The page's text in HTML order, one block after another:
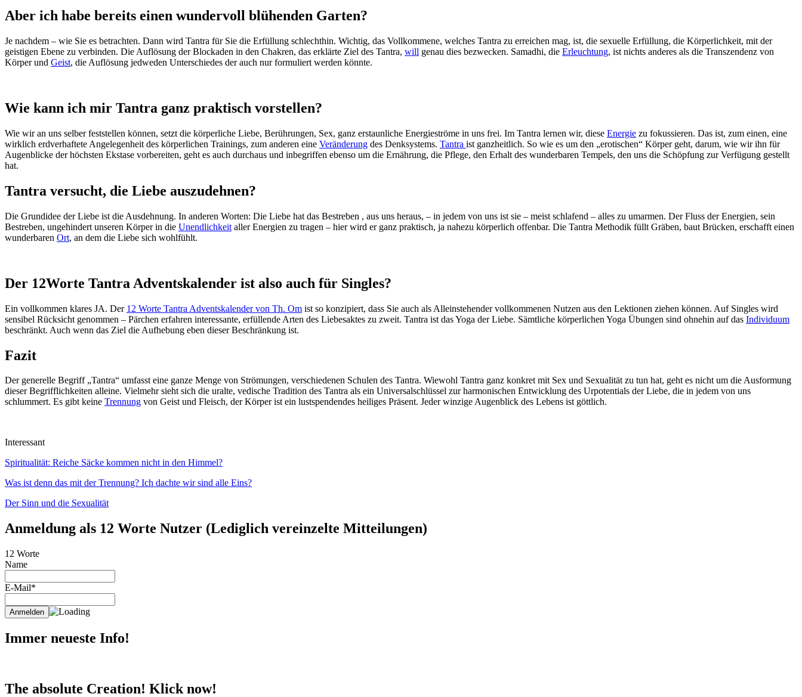
Aber ich habe bereits einen wundervoll blühenden Garten?
Je nachdem – wie Sie es betrachten. Dann wird Tantra für Sie die Erfüllung schlechthin. Wichtig, das Vollkommene, welches Tantra zu erreichen mag, ist, die sexuelle Erfüllung, die Körperlichkeit, mit der
geistigen Ebene zu verbinden. Die Auflösung der Blockaden in den Chakren, das erklärte Ziel des Tantra, will genau dies bezwecken. Samadhi, die Erleuchtung, ist nichts anderes als die Transzendenz von
Körper und Geist, die Auflösung jedweden Unterschiedes der auch nur formuliert werden könnte.
Wie kann ich mir Tantra ganz praktisch vorstellen?
Wie wir an uns selber feststellen können, setzt die körperliche Liebe, Berührungen, Sex, ganz erstaunliche Energieströme in uns frei. Im Tantra lernen wir, diese Energie zu fokussieren. Das ist, zum einen, eine
wirklich erdverhaftete Angelegenheit des körperlichen Trainings, zum anderen eine Veränderung des Denksystems. Tantra ist ganzheitlich. So wie es um den „erotischen“ Körper geht, darum, wie wir ihn für
Augenblicke der höchsten Ekstase vorbereiten, geht es auch durchaus und inbegriffen ebenso um die Ernährung, die Pflege, den Erhalt des wunderbaren Tempels, den uns die Schöpfung zur Verfügung gestellt
hat.
Tantra versucht, die Liebe auszudehnen?
Die Grundidee der Liebe ist die Ausdehnung. In anderen Worten: Die Liebe hat das Bestreben , aus uns heraus, – in jedem von uns ist sie – meist schlafend – alles zu umarmen. Der Fluss der Energien, sein
Bestreben, ungehindert unseren Körper in die Unendlichkeit aller Energien zu tragen – hier wird er ganz praktisch, ja nahezu körperlich offenbar. Die Tantra Methodik füllt Gräben, baut Brücken, erschafft einen
wunderbaren Ort, an dem die Liebe sich wohlfühlt.
Der 12Worte Tantra Adventskalender ist also auch für Singles?
Ein vollkommen klares JA. Der 12 Worte Tantra Adventskalender von Th. Om ist so konzipiert, dass Sie auch als Alleinstehender vollkommenen Nutzen aus den Lektionen ziehen können. Auf Singles wird
sensibel Rücksicht genommen – Pärchen erfahren interessante, erfüllende Arten des Liebesaktes zu zweit. Tantra ist das Yoga der Liebe. Sämtliche körperlichen Yoga Übungen sind ohnehin auf das Individuum
beschränkt. Auch wenn das Ziel die Aufhebung eben dieser Beschränkung ist.
Fazit
Der generelle Begriff „Tantra“ umfasst eine ganze Menge von Strömungen, verschiedenen Schulen des Tantra. Wiewohl Tantra ganz konkret mit Sex und Sexualität zu tun hat, geht es nicht um die Ausformung
dieser Begrifflichkeiten alleine. Vielmehr sieht sich die uralte, vedische Tradition des Tantra als ein Universalschlüssel zur harmonischen Entwicklung des Urpotentials der Liebe, die in jedem von uns
schlummert. Es gibt keine Trennung von Geist und Fleisch, der Körper ist ein lustspendendes heiliges Präsent. Jeder winzige Augenblick des Lebens ist göttlich.
Interessant
Spiritualität: Reiche Säcke kommen nicht in den Himmel?
Was ist denn das mit der Trennung? Ich dachte wir sind alle Eins?
Der Sinn und die Sexualität
Anmeldung als 12 Worte Nutzer (Lediglich vereinzelte Mitteilungen)
12 Worte
Name
E-Mail*
Immer neueste Info!
The absolute Creation! Klick now!